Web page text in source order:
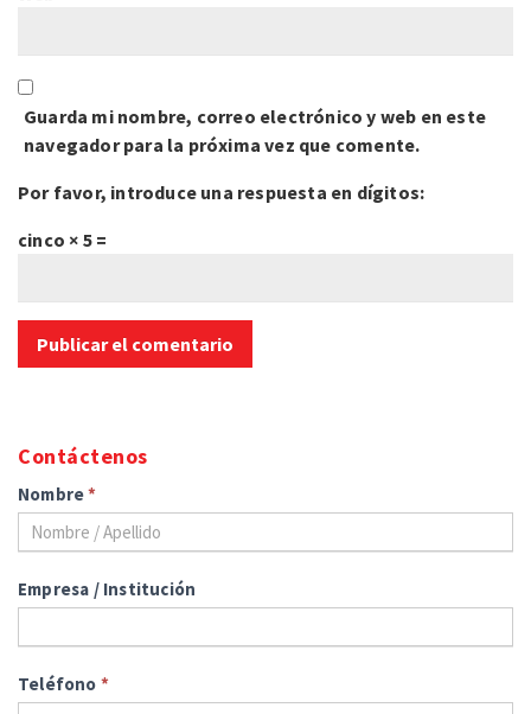
Guarda mi nombre, correo electrónico y web en este
navegador para la próxima vez que comente.
Por favor, introduce una respuesta en dígitos:
cinco × 5 =
Contáctenos
Nombre*
Empresa / Institución
Teléfono *